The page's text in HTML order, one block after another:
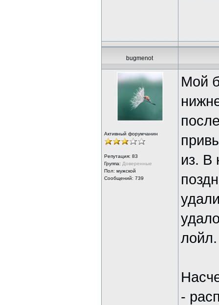
bugmenot
Активный форумчанин
Репутация: 83
Группа: Доверенные
Пол: мужской
Сообщений: 739
Мой
из. В
лойл.
-